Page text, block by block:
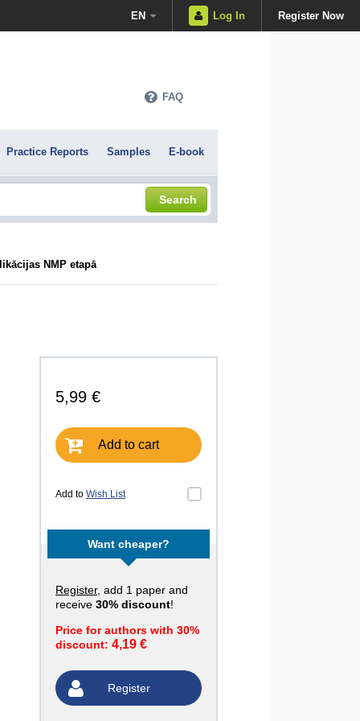
EN Log In Register Now
FAQ
Practice Reports Samples E-book
Search
NMP etapā
5,99 €
Add to cart
Add to Wish List
Want cheaper?
Register, add 1 paper and
receive 30% discount!
Price for authors with 30%
discount: 4,19 €
Register